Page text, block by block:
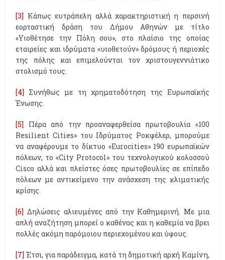
[3] Κάπως ευτράπελη αλλά χαρακτηριστική η περσινή
εορταστική δράση του Δήμου Αθηνών με τίτλο
«Υιοθέτησε την Πόλη σου», στο πλαίσιο της οποίας
εταιρείες και ιδρύματα «υιοθετούν» δρόμους ή περιοχές
της πόλης και επιμελούνται τον χριστουγεννιάτικο
στολισμό τους.
[4] Συνήθως με τη χρηματοδότηση της Ευρωπαϊκής
Ένωσης.
[5] Πέρα από την προαναφερθείσα πρωτοβουλία «100
Resilient Cities» του Ιδρύματος Ροκφέλερ, μπορούμε
να αναφέρουμε το δίκτυο «Eurocities» 190 ευρωπαϊκών
πόλεων, το «City Protocol» του τεχνολογικού κολοσσού
Cisco αλλά και πλείστες όσες πρωτοβουλίες σε επίπεδο
πόλεων με αντικείμενο την ανάσχεση της κλιματικής
κρίσης.
[6] Δηλώσεις αλιευμένες από την Καθημερινή. Με μια
απλή αναζήτηση μπορεί ο καθένας και η καθεμία να βρει
πολλές ακόμη παρόμοιου περιεχομένου και ύφους.
[7] Έτσι, για παράδειγμα, κατά τη δημοτική αρχή Καμίνη,